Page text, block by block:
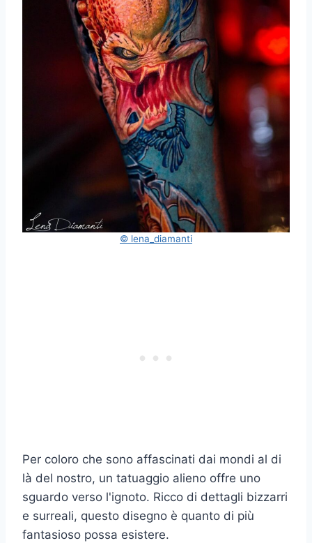
© lena_diamanti
Per coloro che sono affascinati dai mondi al di
là del nostro, un tatuaggio alieno offre uno
sguardo verso l'ignoto. Ricco di dettagli bizzarri
e surreali, questo disegno è quanto di più
fantasioso possa esistere.